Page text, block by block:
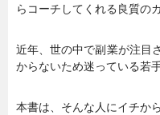
らコーチしてくれる良質の
近年、世の中で副業が注目
からないため迷っている若
本書は、そんな人にイチか